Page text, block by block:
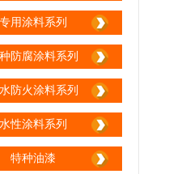
专用涂料系列
防腐涂料系列
防火涂料系列
水性涂料系列
特种油漆
生产区间